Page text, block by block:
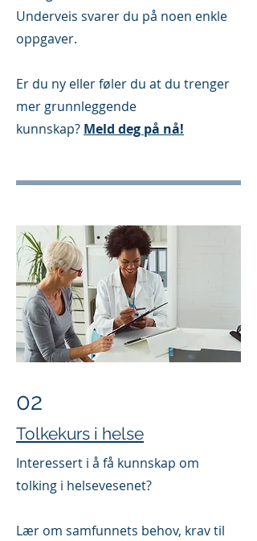
Underveis svarer du på noen enkle
oppgaver.
Er du ny eller føler du at du trenger
mer grunnleggende
kunnskap? Meld deg på nå!
02
Tolkekurs i helse
Interessert i å få kunnskap om
tolking i helsevesenet?
Lær om samfunnets behov, krav til